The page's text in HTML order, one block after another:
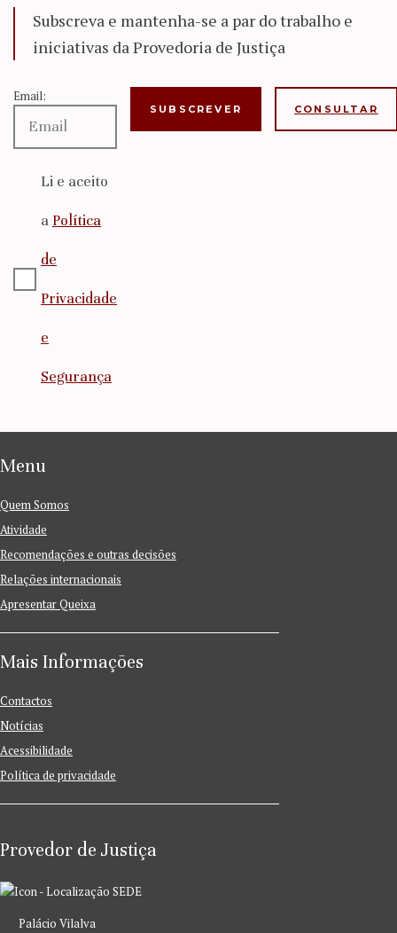
Subscreva e mantenha-se a par do trabalho e
iniciativas da Provedoria de Justiça
Email:
Li e aceito
a Política
de
Privacidade
e
Segurança
CONSULTAR
Menu
Quem Somos
Atividade
Recomendações e outras decisões
Relações internacionais
Apresentar Queixa
Mais Informações
Contactos
Notícias
Acessibilidade
Política de privacidade
Provedor de Justiça
SEDE
Palácio Vilalva